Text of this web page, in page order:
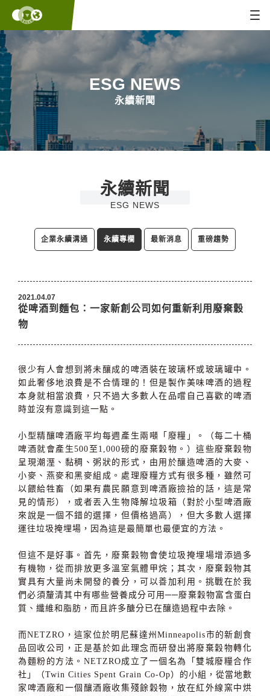
ESG NEWS
永續新聞
永續新聞
ESG NEWS
企業永續溝通 永續專欄 最新消息 重磅趨勢
2021.04.07
從啤酒到麵包：一家新創公司如何重新利用廢棄穀
物
很少有人會想到將未釀成的啤酒裝在玻璃杯或玻璃罐中。
如此奢侈地浪費是不合情理的！但是製作美味啤酒的過程
本身就相當浪費，只不過大多數人在品嚐自己喜歡的啤酒
時並沒有意識到這一點。
小型精釀啤酒廠平均每週產生兩噸「廢糧」。（每二十桶
啤酒就會產生500至1,000磅的廢棄穀物。）這些廢棄穀物
呈現潮溼、黏稠、粥狀的形式，由用於釀造啤酒的大麥、
小麥、燕麥和黑麥組成。處理廢糧方式有很多種，雖然可
以餵給牲畜（如果有農民願意到啤酒廠撿拾的話，這是常
見的情形），或者丟入生物降解垃圾箱（對於小型啤酒廠
來說是一個不錯的選擇，但價格過高），但大多數人選擇
運往垃圾掩埋場，因為這是最簡單也最便宜的方法。
但這不是好事。首先，廢棄穀物會使垃圾掩埋場增添過多
有機物，從而排放更多溫室氣體甲烷；其次，廢棄穀物其
實具有大量尚未開發的養分，可以善加利用。挑戰在於我
們必須釐清其中有哪些營養成分可用──廢棄穀物富含蛋白
質、纖維和脂肪，而且許多醣分已在釀造過程中去除。
而NETZRO，這家位於明尼蘇達州Minneapolis市的新創食
品回收公司，正是基於如此理念而研發出將廢棄穀物轉化
為麵粉的方法。NETZRO成立了一個名為「雙城廢糧合作
社」（Twin Cities Spent Grain Co-Op）的小組，從當地數
家啤酒廠和一個釀酒廠收集殘餘穀物，放在紅外線窯中烘